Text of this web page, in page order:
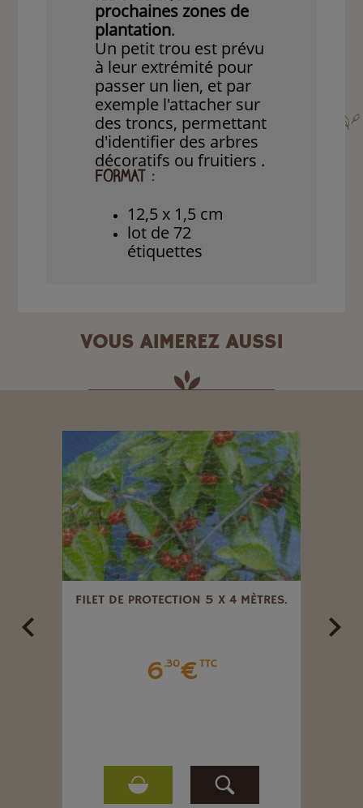
prochaines zones de
plantation.
Un petit trou est prévu
à leur extrémité pour
passer un lien, et par
exemple l'attacher sur
des troncs, permettant
d'identifier des arbres
décoratifs ou fruitiers .
FORMAT :
12,5 x 1,5 cm
lot de 72
étiquettes
VOUS AIMEREZ AUSSI
FILET DE PROTECTION 5 X 4 MÈTRES.
6.30€TTC